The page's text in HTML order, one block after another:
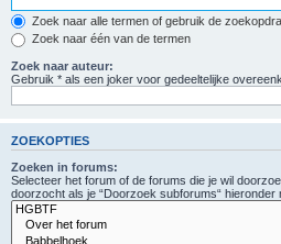
Zoek naar alle termen of gebruik de
Zoek naar één van de termen
Zoek naar auteur:
Gebruik * als een joker voor gedeeltelijke
ZOEKOPTIES
Zoeken in forums:
Selecteer het forum of de forums die je wil
doorzocht als je “Doorzoek subforums“ hieronder